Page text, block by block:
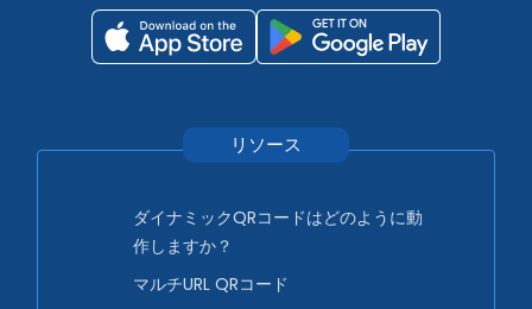
リソース
ダイナミックQRコードはどのように動
作しますか？
マルチURL QRコード